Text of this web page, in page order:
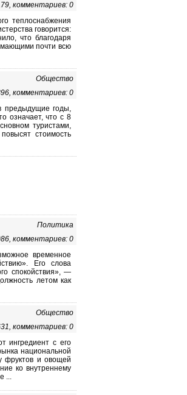
комментариев: 0
теплоснабжения
говорится:
что благодаря
почти всю
Общество
комментариев: 0
предыдущие годы,
означает, что с 8
туристами,
стоимость
Политика
комментариев: 0
временное
Его слова
спокойствия», —
летом как
Общество
комментариев: 0
ингредиент с его
национальной
фруктов и овощей
ко внутреннему
...